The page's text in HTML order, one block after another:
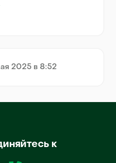
2025 в 8:52
к